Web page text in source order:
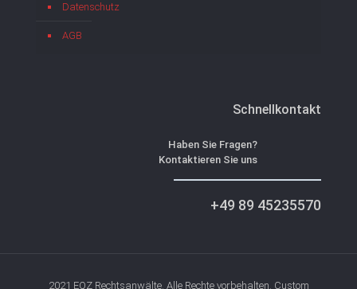
Datenschutz
AGB
Schnellkontakt
Haben Sie Fragen?
Kontaktieren Sie uns
+49 89 45235570
2021 EQZ Rechtsanwälte. Alle Rechte vorbehalten. Custom